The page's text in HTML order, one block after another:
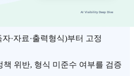
용
·자료·출력형식)부터 고정
책 위반, 형식 미준수 여부를 검증